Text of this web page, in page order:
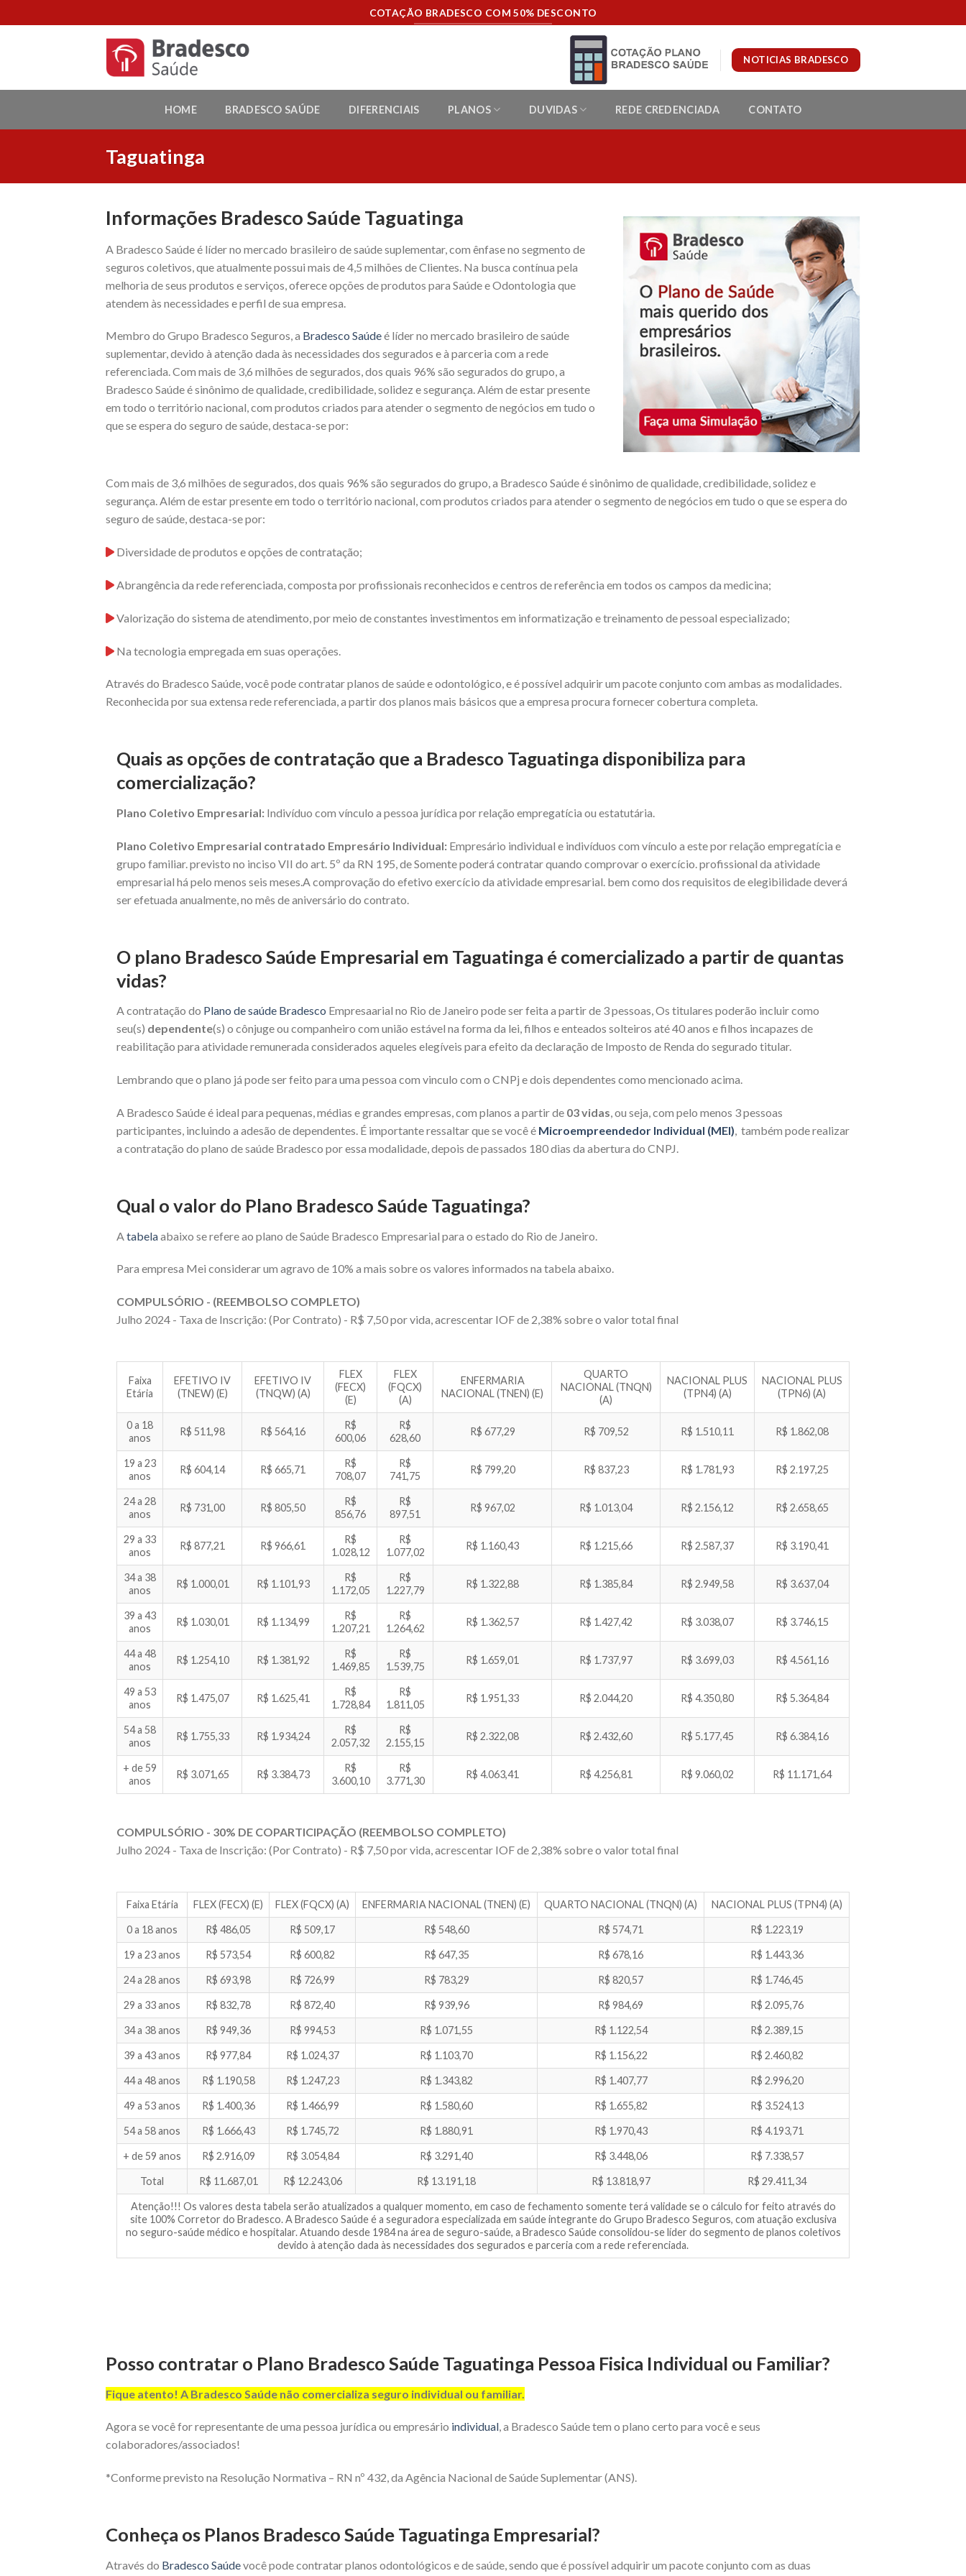
to
COTAÇÃO BRADESCO COM 50% DESCONTO
NOTICIAS BRADESCO
HOME BRADESCO SAÚDE DIFERENCIAIS PLANOS DUVIDAS REDE CREDENCIADA CONTATO
Taguatinga
Informações Bradesco Saúde Taguatinga
A Bradesco Saúde é líder no mercado brasileiro de saúde suplementar, com ênfase no segmento de
seguros coletivos, que atualmente possui mais de 4,5 milhões de Clientes. Na busca contínua pela
melhoria de seus produtos e serviços, oferece opções de produtos para Saúde e Odontologia que
atendem às necessidades e perfil de sua empresa.
Membro do Grupo Bradesco Seguros, a Bradesco Saúdeé líder no mercado brasileiro de saúde
suplementar, devido à atenção dada às necessidades dos segurados e à parceria com a rede
referenciada. Com mais de 3,6 milhões de segurados, dos quais 96% são segurados do grupo, a
Bradesco Saúde é sinônimo de qualidade, credibilidade, solidez e segurança. Além de estar presente
em todo o território nacional, com produtos criados para atender o segmento de negócios em tudo o
que se espera do seguro de saúde, destaca-se por:
Com mais de 3,6 milhões de segurados, dos quais 96% são segurados do grupo, a Bradesco Saúde é sinônimo de qualidade, credibilidade, solidez e
segurança. Além de estar presente em todo o território nacional, com produtos criados para atender o segmento de negócios em tudo o que se espera do
seguro de saúde, destaca-se por:
Diversidade de produtos e opções de contratação;
Abrangência da rede referenciada, composta por profissionais reconhecidos e centros de referência em todos os campos da medicina;
Valorização do sistema de atendimento, por meio de constantes investimentos em informatização e treinamento de pessoal especializado;
Na tecnologia empregada em suas operações.
Através do Bradesco Saúde, você pode contratar planos de saúde e odontológico, e é possível adquirir um pacote conjunto com ambas as modalidades.
Reconhecida por sua extensa rede referenciada, a partir dos planos mais básicos que a empresa procura fornecer cobertura completa.
Quais as opções de contratação que a Bradesco Taguatinga disponibiliza para
comercialização?
Plano Coletivo Empresarial: Indivíduo com vínculo a pessoa jurídica por relação empregatícia ou estatutária.
Plano Coletivo Empresarial contratado Empresário Individual: Empresário individual e indivíduos com vínculo a este por relação empregatícia e
grupo familiar. previsto no inciso VII do art. 5º da RN 195, de Somente poderá contratar quando comprovar o exercício. profissional da atividade
empresarial há pelo menos seis meses.A comprovação do efetivo exercício da atividade empresarial. bem como dos requisitos de elegibilidade deverá
ser efetuada anualmente, no mês de aniversário do contrato.
O plano Bradesco Saúde Empresarial em Taguatinga é comercializado a partir de quantas
vidas?
A contratação do Plano de saúde Bradesco Empresaarial no Rio de Janeiro pode ser feita a partir de 3 pessoas, Os titulares poderão incluir como
seu(s) dependente(s) o cônjuge ou companheiro com união estável na forma da lei, filhos e enteados solteiros até 40 anos e filhos incapazes de
reabilitação para atividade remunerada considerados aqueles elegíveis para efeito da declaração de Imposto de Renda do segurado titular.
Lembrando que o plano já pode ser feito para uma pessoa com vinculo com o CNPj e dois dependentes como mencionado acima.
A Bradesco Saúde é ideal para pequenas, médias e grandes empresas, com planos a partir de 03 vidas, ou seja, com pelo menos 3 pessoas
participantes, incluindo a adesão de dependentes. É importante ressaltar que se você é Microempreendedor Individual (MEI), também pode realizar
a contratação do plano de saúde Bradesco por essa modalidade, depois de passados 180 dias da abertura do CNPJ.
Qual o valor do Plano Bradesco Saúde Taguatinga?
A tabelaabaixo se refere ao plano de Saúde Bradesco Empresarial para o estado do Rio de Janeiro.
Para empresa Mei considerar um agravo de 10% a mais sobre os valores informados na tabela abaixo.
COMPULSÓRIO - (REEMBOLSO COMPLETO)
Julho 2024 - Taxa de Inscrição: (Por Contrato) - R$ 7,50 por vida, acrescentar IOF de 2,38% sobre o valor total final
Faixa
Etária
EFETIVO IV
(TNEW) (E)
EFETIVO IV
(TNQW) (A)
FLEX
(FECX)
(E)
FLEX
(FQCX)
(A)
ENFERMARIA
NACIONAL (TNEN) (E)
QUARTO
NACIONAL (TNQN)
(A)
NACIONAL PLUS
(TPN4) (A)
NACIONAL PLUS
(TPN6) (A)
0 a 18
anos
R$ 511,98 R$ 564,16
R$
600,06
R$
628,60
R$ 677,29 R$ 709,52 R$ 1.510,11 R$ 1.862,08
19 a 23
anos
R$ 604,14 R$ 665,71
R$
708,07
R$
741,75
R$ 799,20 R$ 837,23 R$ 1.781,93 R$ 2.197,25
24 a 28
anos
R$ 731,00 R$ 805,50
R$
856,76
R$
897,51
R$ 967,02 R$ 1.013,04 R$ 2.156,12 R$ 2.658,65
29 a 33
anos
R$ 877,21 R$ 966,61
R$
1.028,12
R$
1.077,02
R$ 1.160,43 R$ 1.215,66 R$ 2.587,37 R$ 3.190,41
34 a 38
anos
R$ 1.000,01 R$ 1.101,93
R$
1.172,05
R$
1.227,79
R$ 1.322,88 R$ 1.385,84 R$ 2.949,58 R$ 3.637,04
39 a 43
anos
R$ 1.030,01 R$ 1.134,99
R$
1.207,21
R$
1.264,62
R$ 1.362,57 R$ 1.427,42 R$ 3.038,07 R$ 3.746,15
44 a 48
anos
R$ 1.254,10 R$ 1.381,92
R$
1.469,85
R$
1.539,75
R$ 1.659,01 R$ 1.737,97 R$ 3.699,03 R$ 4.561,16
49 a 53
anos
R$ 1.475,07 R$ 1.625,41
R$
1.728,84
R$
1.811,05
R$ 1.951,33 R$ 2.044,20 R$ 4.350,80 R$ 5.364,84
54 a 58
anos
R$ 1.755,33 R$ 1.934,24
R$
2.057,32
R$
2.155,15
R$ 2.322,08 R$ 2.432,60 R$ 5.177,45 R$ 6.384,16
+ de 59
anos
R$ 3.071,65 R$ 3.384,73
R$
3.600,10
R$
3.771,30
R$ 4.063,41 R$ 4.256,81 R$ 9.060,02 R$ 11.171,64
COMPULSÓRIO - 30% DE COPARTICIPAÇÃO (REEMBOLSO COMPLETO)
Julho 2024 - Taxa de Inscrição: (Por Contrato) - R$ 7,50 por vida, acrescentar IOF de 2,38% sobre o valor total final
Faixa Etária FLEX (FECX) (E) FLEX (FQCX) (A) ENFERMARIA NACIONAL (TNEN) (E) QUARTO NACIONAL (TNQN) (A) NACIONAL PLUS (TPN4) (A)
0 a 18 anos R$ 486,05 R$ 509,17 R$ 548,60 R$ 574,71 R$ 1.223,19
19 a 23 anos R$ 573,54 R$ 600,82 R$ 647,35 R$ 678,16 R$ 1.443,36
24 a 28 anos R$ 693,98 R$ 726,99 R$ 783,29 R$ 820,57 R$ 1.746,45
29 a 33 anos R$ 832,78 R$ 872,40 R$ 939,96 R$ 984,69 R$ 2.095,76
34 a 38 anos R$ 949,36 R$ 994,53 R$ 1.071,55 R$ 1.122,54 R$ 2.389,15
39 a 43 anos R$ 977,84 R$ 1.024,37 R$ 1.103,70 R$ 1.156,22 R$ 2.460,82
44 a 48 anos R$ 1.190,58 R$ 1.247,23 R$ 1.343,82 R$ 1.407,77 R$ 2.996,20
49 a 53 anos R$ 1.400,36 R$ 1.466,99 R$ 1.580,60 R$ 1.655,82 R$ 3.524,13
54 a 58 anos R$ 1.666,43 R$ 1.745,72 R$ 1.880,91 R$ 1.970,43 R$ 4.193,71
+ de 59 anos R$ 2.916,09 R$ 3.054,84 R$ 3.291,40 R$ 3.448,06 R$ 7.338,57
Total R$ 11.687,01 R$ 12.243,06 R$ 13.191,18 R$ 13.818,97 R$ 29.411,34
Atenção!!! Os valores desta tabela serão atualizados a qualquer momento, em caso de fechamento somente terá validade se o cálculo for feito através do
site 100% Corretor do Bradesco. A Bradesco Saúde é a seguradora especializada em saúde integrante do Grupo Bradesco Seguros, com atuação exclusiva
no seguro-saúde médico e hospitalar. Atuando desde 1984 na área de seguro-saúde, a Bradesco Saúde consolidou-se líder do segmento de planos coletivos
devido à atenção dada às necessidades dos segurados e parceria com a rede referenciada.
Posso contratar o Plano Bradesco Saúde Taguatinga Pessoa Fisica Individual ou Familiar?
Fique atento! A Bradesco Saúde não comercializa seguro individual ou familiar.
Agora se você for representante de uma pessoa jurídica ou empresário individual, a Bradesco Saúde tem o plano certo para você e seus
colaboradores/associados!
*Conforme previsto na Resolução Normativa – RN nº 432, da Agência Nacional de Saúde Suplementar (ANS).
Conheça os Planos Bradesco Saúde Taguatinga Empresarial?
Através do Bradesco Saúdevocê pode contratar planos odontológicos e de saúde, sendo que é possível adquirir um pacote conjunto com as duas